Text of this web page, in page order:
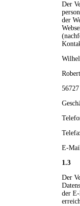
Der
der
E-
1.3
Der
der